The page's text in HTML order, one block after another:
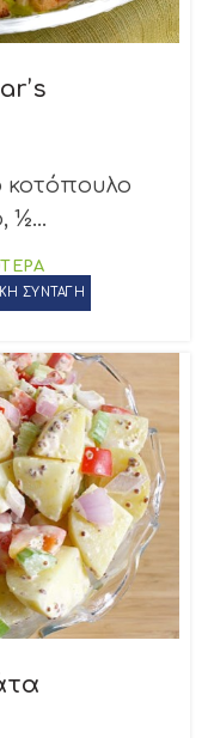
κοτόπουλο
½...
ΣΥΝΤΑΓΗ